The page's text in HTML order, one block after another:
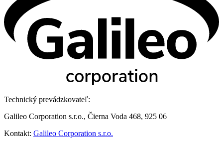
Technický prevádzkovateľ:
Galileo Corporation s.r.o., Čierna Voda 468, 925 06
Kontakt: Galileo Corporation s.r.o.